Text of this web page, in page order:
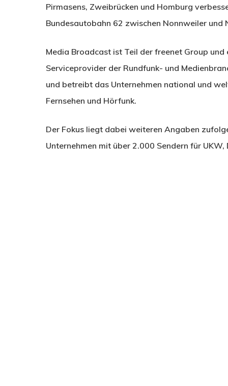
Pirmasens, Zweibrücken und Homburg
Bundesautobahn 62 zwischen Nonnweiler und
Media Broadcast ist Teil der freenet Group
Serviceprovider der Rundfunk- und
und betreibt das Unternehmen national und
Fernsehen und Hörfunk.
Der Fokus liegt dabei weiteren Angaben
Unternehmen mit über 2.000 Sendern für